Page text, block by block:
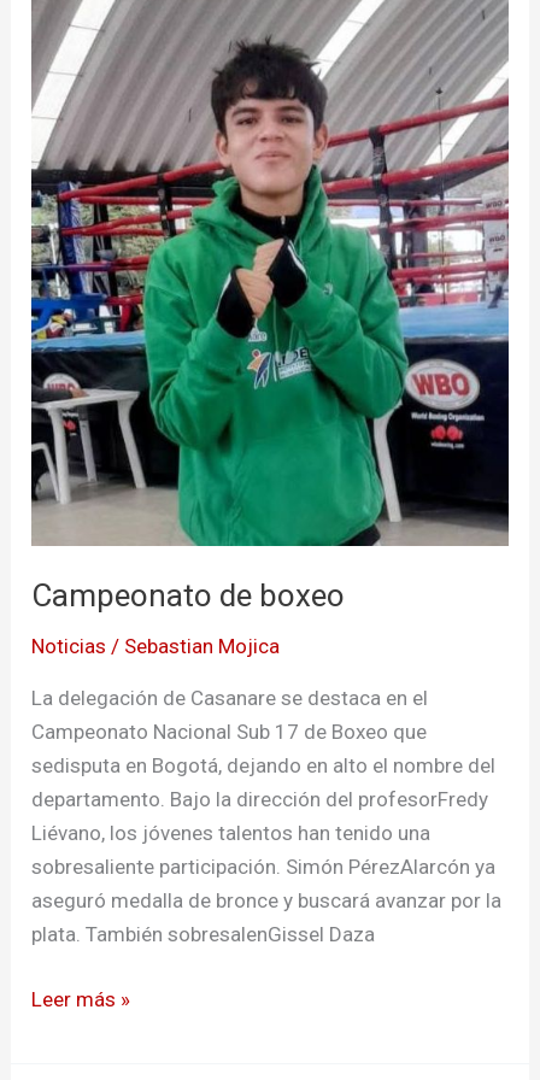
Campeonato de boxeo
Noticias / Sebastian Mojica
La delegación de Casanare se destaca en el
Campeonato Nacional Sub 17 de Boxeo que
sedisputa en Bogotá, dejando en alto el nombre del
departamento. Bajo la dirección del profesorFredy
Liévano, los jóvenes talentos han tenido una
sobresaliente participación. Simón PérezAlarcón ya
aseguró medalla de bronce y buscará avanzar por la
plata. También sobresalenGissel Daza
boxeo
Leer más »